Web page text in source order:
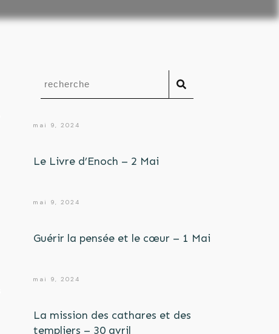
mai 9, 2024
Le Livre d’Enoch – 2 Mai
mai 9, 2024
Guérir la pensée et le cœur – 1 Mai
mai 9, 2024
La mission des cathares et des
templiers – 30 avril